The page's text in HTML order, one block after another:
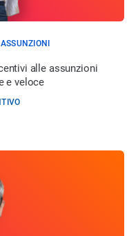
alle assunzioni
e veloce